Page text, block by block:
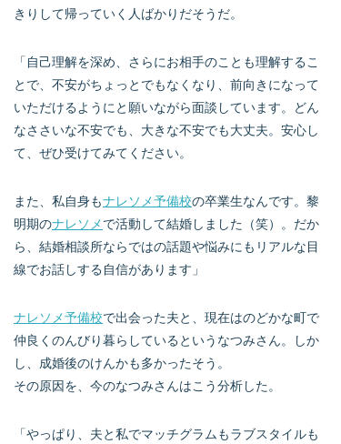
きりして帰っていく人ばかりだそうだ。
「自己理解を深め、さらにお相手のことも理解するこ
とで、不安がちょっとでもなくなり、前向きになって
いただけるようにと願いながら面談しています。どん
なささいな不安でも、大きな不安でも大丈夫。安心し
て、ぜひ受けてみてください。
また、私自身もナレソメ予備校の卒業生なんです。黎
明期のナレソメで活動して結婚しました（笑）。だか
ら、結婚相談所ならではの話題や悩みにもリアルな目
線でお話しする自信があります」
ナレソメ予備校で出会った夫と、現在はのどかな町で
仲良くのんびり暮らしているというなつみさん。しか
し、成婚後のけんかも多かったそう。
その原因を、今のなつみさんはこう分析した。
「やっぱり、夫と私でマッチグラムもラブスタイルも